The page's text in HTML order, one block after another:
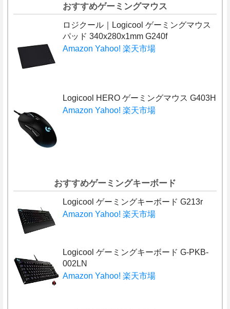
おすすめゲーミングマウス
ロジクール｜Logicool ゲーミングマウス
パッド 340x280x1mm G240f
Amazon Yahoo! 楽天市場
Logicool HERO ゲーミングマウス G403H
Amazon Yahoo! 楽天市場
おすすめゲーミングキーボード
Logicool ゲーミングキーボード G213r
Amazon Yahoo! 楽天市場
Logicool ゲーミングキーボード G-PKB-
002LN
Amazon Yahoo! 楽天市場